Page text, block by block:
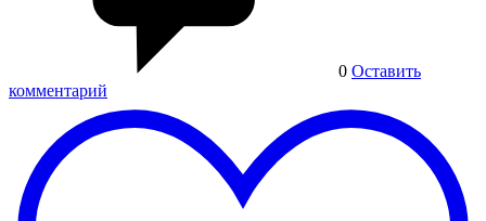
0 Оставить
комментарий